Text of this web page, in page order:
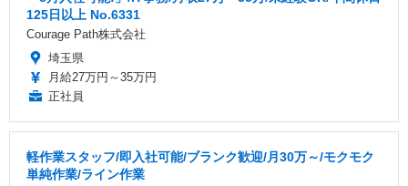
125日以上 No.6331
Courage Path株式会社
埼玉県
月給27万円～35万円
正社員
軽作業スタッフ/即入社可能/ブランク歓迎/月30万～/モクモク
単純作業/ライン作業